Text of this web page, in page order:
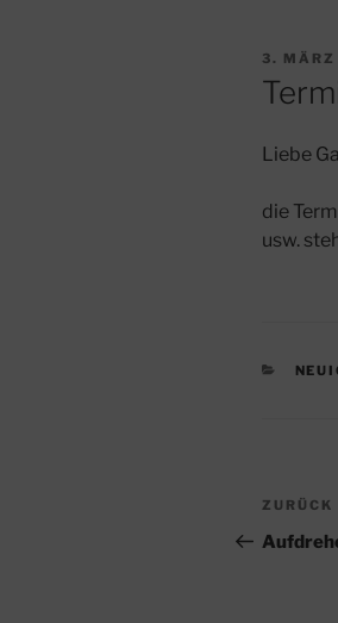
3.
Liebe
die
usw.
Beitrag
ZURÜCK